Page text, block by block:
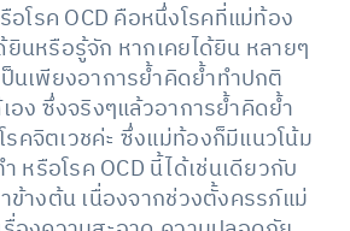
อโรค OCD คือหนึ่งโรคที่แม่ท้อง
นหรือรู้จัก หากเคยได้ยิน หลายๆ
นเพียงอาการย้ำคิดย้ำทำปกติ
อง ซึ่งจริงๆแล้วอาการย้ำคิดย้ำ
คจิตเวชค่ะ ซึ่งแม่ท้องก็มีแนวโน้ม
หรือโรค OCD นี้ได้เช่นเดียวกับ
ข้างต้น เนื่องจากช่วงตั้งครรภ์แม่